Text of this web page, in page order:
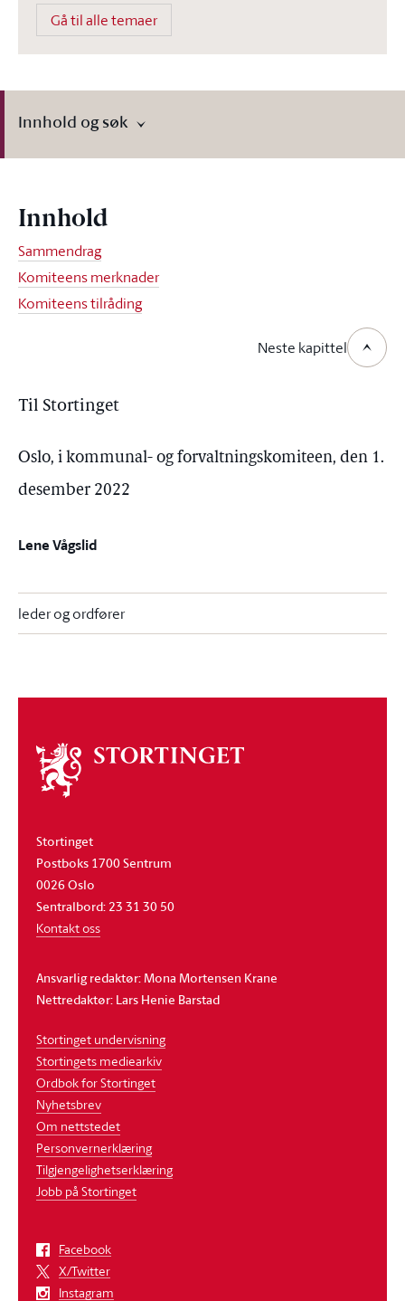
Gå til alle temaer
Innhold og søk
Innhold
Sammendrag
Komiteens merknader
Komiteens tilråding
Neste kapittel
Til Stortinget
Oslo, i kommunal- og forvaltningskomiteen, den 1.
desember 2022
Lene Vågslid
leder og ordfører
Om
stortinget
Stortinget
Postboks 1700 Sentrum
0026 Oslo
Sentralbord: 23 31 30 50
Kontakt oss
Ansvarlig redaktør: Mona Mortensen Krane
Nettredaktør: Lars Henie Barstad
Stortinget undervisning
Stortingets mediearkiv
Ordbok for Stortinget
Nyhetsbrev
Om nettstedet
Personvernerklæring
Tilgjengelighetserklæring
Jobb på Stortinget
Facebook
X/Twitter
Instagram